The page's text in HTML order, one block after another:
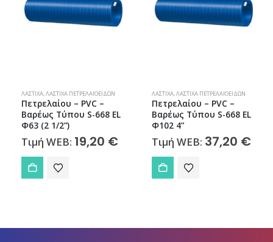
ΛΆΣΤΙΧΑ,ΛΆΣΤΙΧΑ ΠΕΤΡΕΛΑΙΟΕΙΔΏΝ
Πετρελαίου – PVC –
Βαρέως Τύπου S-668 EL
Φ63 (2 1/2”)
Τιμή WEB: 19,20 €
ΛΆΣΤΙΧΑ,ΛΆΣΤΙΧΑ ΠΕΤΡΕΛΑΙΟΕΙΔΏΝ
Πετρελαίου – PVC –
Βαρέως Τύπου S-668 EL
Φ102 4”
Τιμή WEB: 37,20 €